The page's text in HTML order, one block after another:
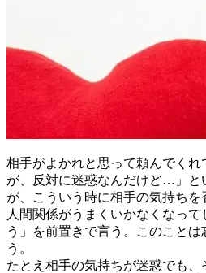
相手がよかれと思って頼んでく
が、反対に迷惑なんだけど…」と
が、こういう時に相手の気持ちを
人間関係がうまくいかなくなっ
う」を前置きで言う。このことは
う。
たとえ相手の気持ちが迷惑でも